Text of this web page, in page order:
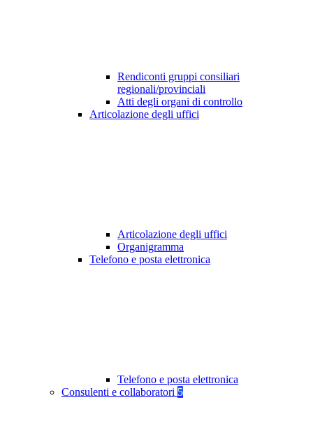
Rendiconti gruppi consiliari
regionali/provinciali
Atti degli organi di controllo
Articolazione degli uffici
Articolazione degli uffici
Organigramma
Telefono e posta elettronica
Telefono e posta elettronica
Consulenti e collaboratori 5